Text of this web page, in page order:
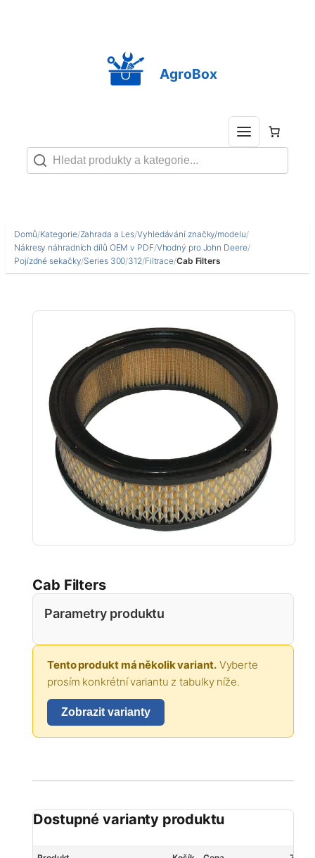
AgroBox
Domů/Kategorie/Zahrada a Les/Vyhledávání značky/modelu/
Nákresy náhradních dílů OEM v PDF/Vhodný pro John Deere/
Pojízdné sekačky/Series 300/312/Filtrace/Cab Filters
Cab Filters
Parametry produktu
Tento produkt má několik variant.Vyberte
prosím konkrétní variantu z tabulky níže.
Zobrazit varianty
Dostupné varianty produktu